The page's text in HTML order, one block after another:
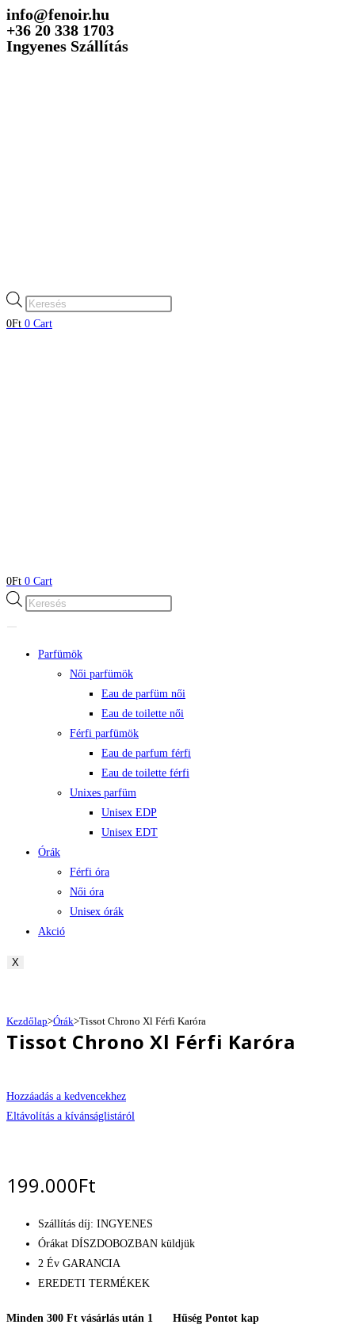
Skip
to
content
info@fenoir.hu
+36 20 338 1703
Ingyenes Szállítás
Products
search
0Ft 0 Cart
0Ft 0 Cart
Products
Parfümök
Női parfümök
Eau de parfüm női
Eau de toilette női
Férfi parfümök
Eau de parfum férfi
Eau de toilette férfi
Unixes parfüm
Unisex EDP
Unisex EDT
Órák
Férfi óra
Női óra
Unisex órák
Akció
X
Kezdőlap>Órák>Tissot Chrono Xl Férfi Karóra
Tissot Chrono Xl Férfi Karóra
Hozzáadás a kedvencekhez
Eltávolítás a kívánságlistáról
199.000Ft
Szállítás díj: INGYENES
Órákat DÍSZDOBOZBAN küldjük
2 Év GARANCIA
EREDETI TERMÉKEK
Minden 300 Ft vásárlás után 1 Hűség Pontot kap